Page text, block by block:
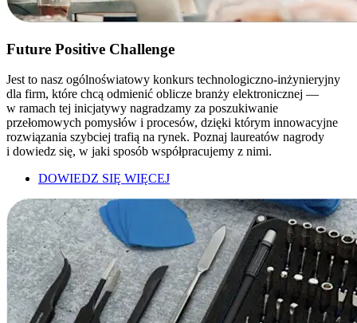
Future Positive Challenge
Jest to nasz ogólnoświatowy konkurs technologiczno-inżynieryjny
dla firm, które chcą odmienić oblicze branży elektronicznej —
w ramach tej inicjatywy nagradzamy za poszukiwanie
przełomowych pomysłów i procesów, dzięki którym innowacyjne
rozwiązania szybciej trafią na rynek. Poznaj laureatów nagrody
i dowiedz się, w jaki sposób współpracujemy z nimi.
DOWIEDZ SIĘ WIĘCEJ